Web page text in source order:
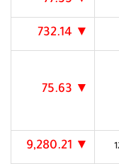
▼ 732.14
▼ 75.63
▼ 9,280.21